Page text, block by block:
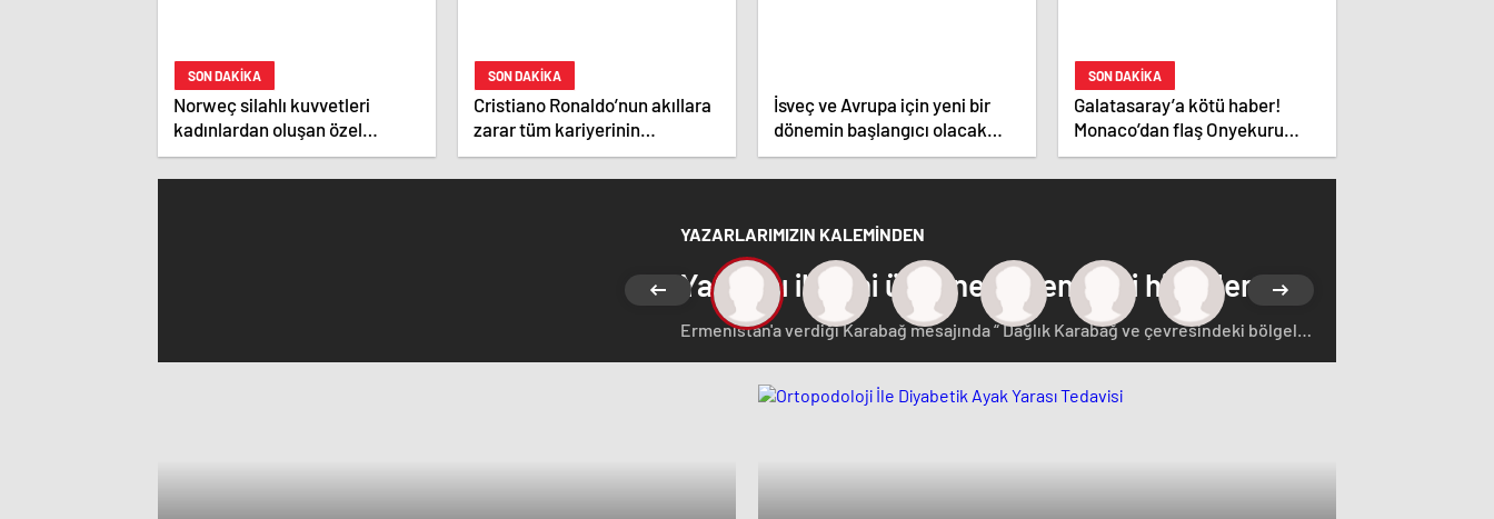
SON DAKİKA
Norweç silahlı kuvvetleri
kadınlardan oluşan özel
kuvvetler eğitimlerini başlattı.
SON DAKİKA
Cristiano Ronaldo’nun akıllara
zarar tüm kariyerinin
istatistiğini çıkardık !
İsveç ve Avrupa için yeni bir
dönemin başlangıcı olacak
kararlar.
SON DAKİKA
Galatasaray’a kötü haber!
Monaco’dan flaş Onyekuru
kararı.
YAZARLARIMIZIN KALEMİNDEN
Yabancı ilgisini üzerine çeken yerli hisseler
Ermenistan'a verdiği Karabağ mesajında “ Dağlık Karabağ ve çevresindeki bölgeler
görüştü. Ermenistan'a verdiği desteği saklamayan Fransa Cumhurbaşkanı Macron